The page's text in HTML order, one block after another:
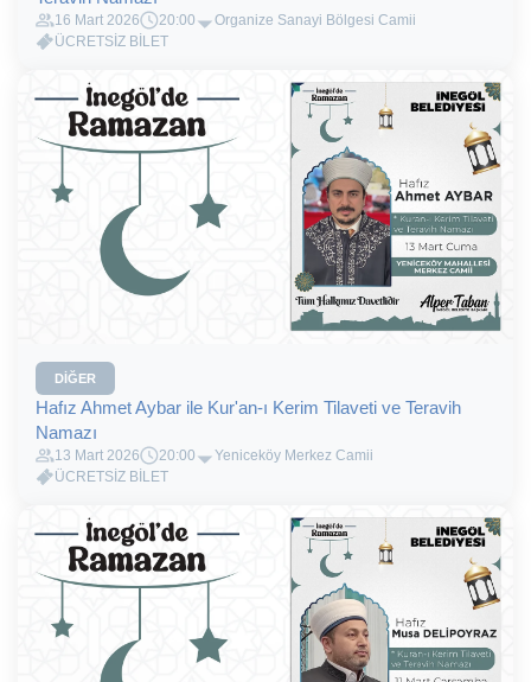
16 Mart 2026 20:00
Organize Sanayi Bölgesi Camii
ÜCRETSİZ BİLET
DIĞER
Hafız Ahmet Aybar ile Kur'an-ı Kerim Tilaveti ve Teravih
Namazı
13 Mart 2026 20:00
Yeniceköy Merkez Camii
ÜCRETSİZ BİLET